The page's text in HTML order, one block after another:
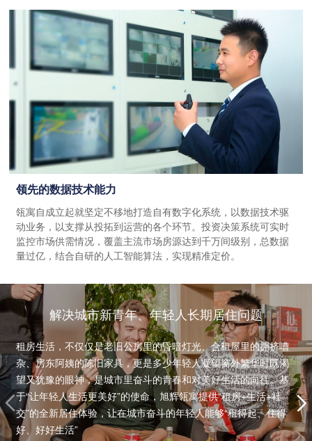
领先的数据技术能力
瓴寓自成立起就坚定不移地打造自有数字化系统，以数据技术驱
动业务，以支撑从投拓到运营的各个环节。投资决策系统可实时
监控市场供需情况，覆盖主流市场房源达到千万间级别，总数据
量过亿，结合自研的人工智能算法，实现精准定价。
解决城市新青年、年轻人长期居住问题
租房生活，不仅仅是老旧公房里的昏暗灯光、合租屋里的拥挤嘈
杂、房东阿姨的陈旧家具，更是多少年轻人凝望窗外繁华时既渴
望又犹豫的眼神，是城市里奋斗的青春和对美好生活的向往。基
于“让年轻人生活更美好”的使命，旭辉瓴寓提供“租房+生活+社
交”的全新居住体验，让在城市奋斗的年轻人能够“租得起、住得
好、好好生活”